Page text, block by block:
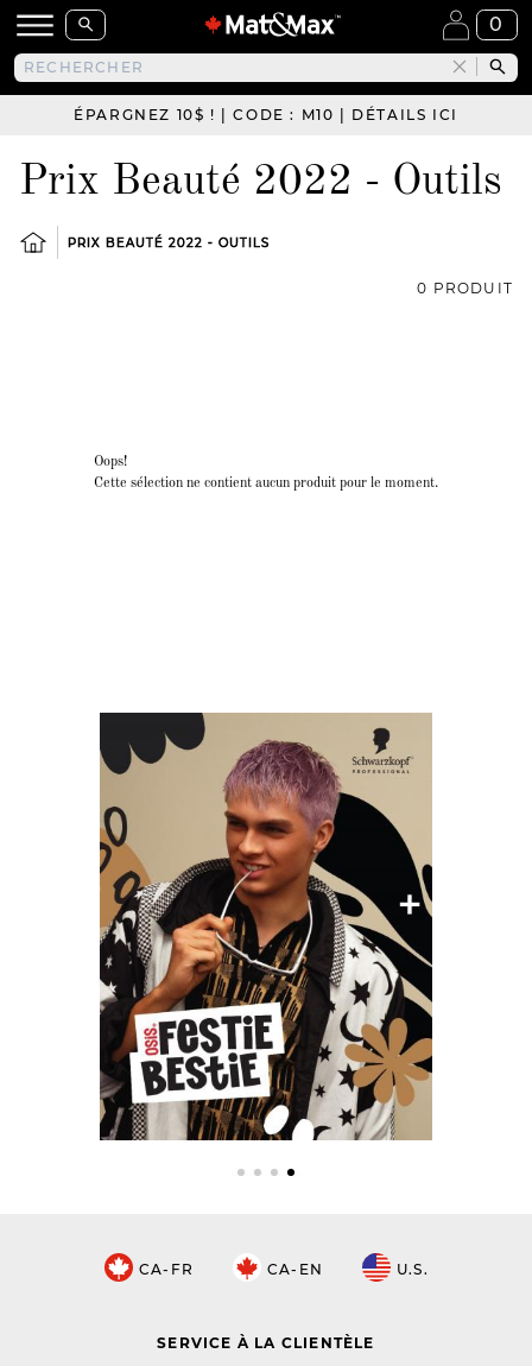
0
ÉPARGNEZ 10$ ! | CODE : M10 | DÉTAILS ICI
Prix Beauté 2022 - Outils
PRIX BEAUTÉ 2022 - OUTILS
0 PRODUIT
Oops!
Cette sélection ne contient aucun produit pour le moment.
CA-FR CA-EN U.S.
SERVICE À LA CLIENTÈLE